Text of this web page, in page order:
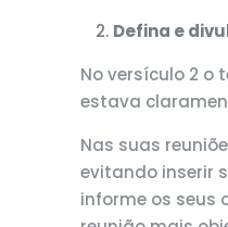
Defina e
No versículo 2 o
estava
Nas suas
evitando inserir
informe os seus